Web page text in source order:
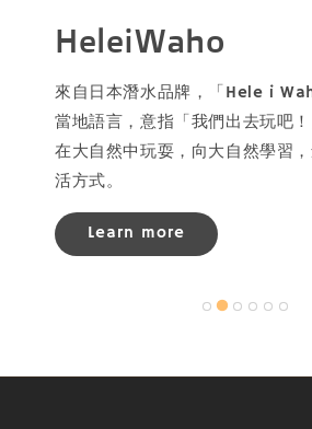
HeleiWaho
來自日本潛水品牌，「Hele i
當地語言，意指「我們出去玩吧
在大自然中玩耍，向大自然學習
活方式。
Learn more